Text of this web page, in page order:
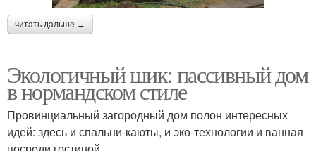
читать дальше →
Экологичный шик: пассивный дом
в нормандском стиле
Провинциальный загородный дом полон интересных
идей: здесь и спальни-каюты, и эко-технологии и ванная